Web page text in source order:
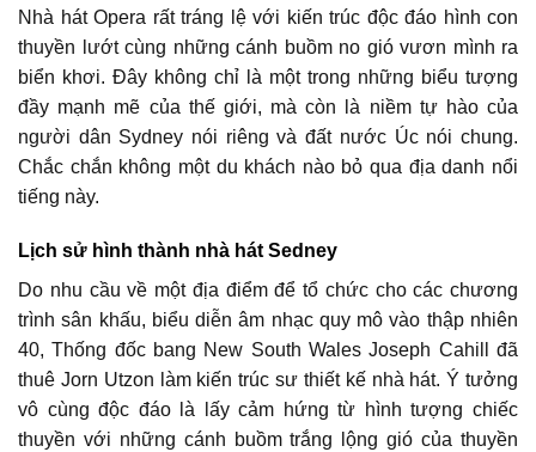
Nhà hát Opera rất tráng lệ với kiến trúc độc đáo hình con
thuyền lướt cùng những cánh buồm no gió vươn mình ra
biển khơi. Đây không chỉ là một trong những biểu tượng
đầy mạnh mẽ của thế giới, mà còn là niềm tự hào của
người dân Sydney nói riêng và đất nước Úc nói chung.
Chắc chắn không một du khách nào bỏ qua địa danh nổi
tiếng này.
Lịch sử hình thành nhà hát Sedney
Do nhu cầu về một địa điểm để tổ chức cho các chương
trình sân khấu, biểu diễn âm nhạc quy mô vào thập nhiên
40, Thống đốc bang New South Wales Joseph Cahill đã
thuê Jorn Utzon làm kiến trúc sư thiết kế nhà hát. Ý tưởng
vô cùng độc đáo là lấy cảm hứng từ hình tượng chiếc
thuyền với những cánh buồm trắng lộng gió của thuyền